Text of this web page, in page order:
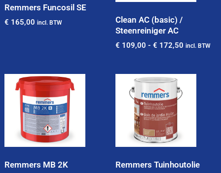
Remmers Funcosil SE
€ 165,00 incl. BTW
Clean AC (basic) /
Steenreiniger AC
€ 109,00 - € 172,50 incl. BTW
Remmers MB 2K Remmers Tuinhoutolie